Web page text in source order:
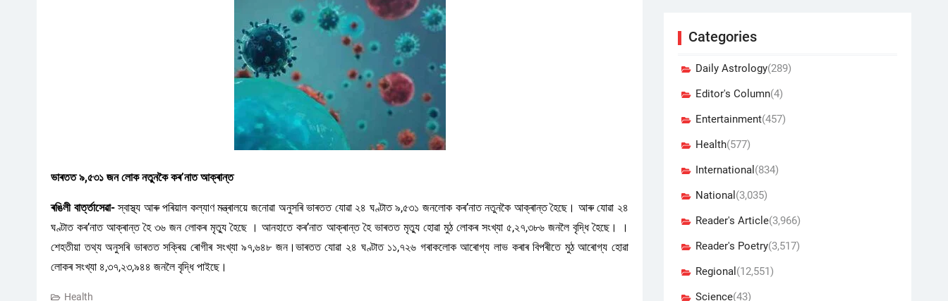
ভাৰতত ৯,৫৩১ জন লোক নতুনকৈ কৰ’নাত আক্ৰান্ত
ৰঙিলী বাৰ্ত্তাসেৱা-স্বাস্থ্য আৰু পৰিয়াল কল্যাণ মন্ত্ৰালয়ে জনোৱা অনুসৰি ভাৰতত যোৱা ২৪ ঘণ্টাত ৯,৫৩১ জনলোক কৰ’নাত নতুনকৈ আক্ৰান্ত হৈছে। আৰু যোৱা ২৪
ঘণ্টাত কৰ’নাত আক্ৰান্ত হৈ ৩৬ জন লোকৰ মৃত্যু হৈছে । আনহাতে কৰ’নাত আক্ৰান্ত হৈ ভাৰতত মৃত্যু হোৱা মুঠ লোকৰ সংখ্যা ৫,২৭,৩৮৬ জনলৈ বৃদ্ধি হৈছে। ।
শেহতীয়া তথ্য অনুসৰি ভাৰতত সক্ৰিয় ৰোগীৰ সংখ্যা ৯৭,৬৪৮ জন।ভাৰতত যোৱা ২৪ ঘণ্টাত ১১,৭২৬ গৰাকলোক আৰোগ্য লাভ কৰাৰ বিপৰীতে মুঠ আৰোগ্য হোৱা
লোকৰ সংখ্যা ৪,৩৭,২৩,৯৪৪ জনলৈ বৃদ্ধি পাইছে।
Health
Categories
Daily Astrology(289)
Editor's Column(4)
Entertainment(457)
Health(577)
International (834)
National (3,035)
Reader's Article(3,966)
Reader's Poetry(3,517)
Regional (12,551)
Science(43)